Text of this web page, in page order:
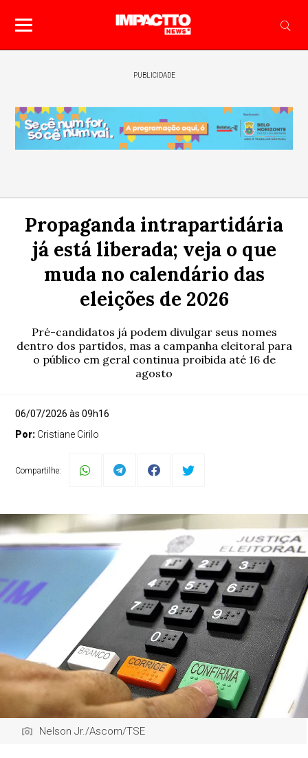
PUBLICIDADE
Propaganda intrapartidária
já está liberada; veja o que
muda no calendário das
eleições de 2026
Pré-candidatos já podem divulgar seus nomes
dentro dos partidos, mas a campanha eleitoral para
o público em geral continua proibida até 16 de
agosto
06/07/2026 às 09h16
Por: Cristiane Cirilo
Compartilhe:
Nelson Jr./Ascom/TSE